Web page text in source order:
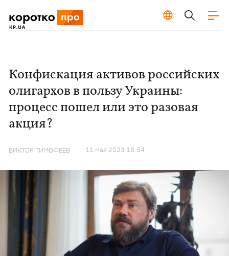
Конфискация активов российских
олигархов в пользу Украины:
процесс пошел или это разовая
акция?
ВИКТОР ТИМОФЕЕВ 11 мая 2023 18:54